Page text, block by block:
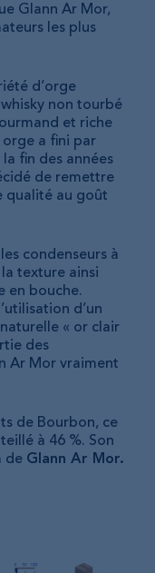
Glann Ar Mor,
les plus
d’orge
non tourbé
et riche
a fini par
fin des années
de remettre
qualité au goût
condenseurs à
texture ainsi
en bouche.
d’un
« or clair
des
Ar Mor vraiment
de Bourbon, ce
à 46 %. Son
de Glann Ar Mor.